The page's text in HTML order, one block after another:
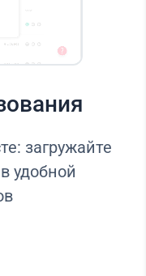
загружайте
удобной